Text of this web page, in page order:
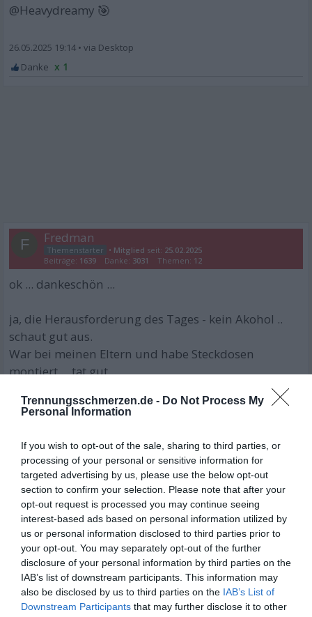
Trennungsschmerzen.de - Do Not Process My
Personal Information
If you wish to opt-out of the sale, sharing to third parties, or
processing of your personal or sensitive information for
targeted advertising by us, please use the below opt-out
section to confirm your selection. Please note that after your
opt-out request is processed you may continue seeing
interest-based ads based on personal information utilized by
us or personal information disclosed to third parties prior to
your opt-out. You may separately opt-out of the further
disclosure of your personal information by third parties on the
IAB’s list of downstream participants. This information may
also be disclosed by us to third parties on the IAB’s List of
Downstream Participants that may further disclose it to other
@Heavydreamy 🎯
26.05.2025 19:14 •
x 1
F Fredman
• Mitglied seit: 25.02.2025
Beiträge: 1639 Danke: 3031 Themen: 12
ok ... dankeschön ...
ja, die Herausforderung des Tages - kein Akohol ..
schaut gut aus.
War bei meinen Eltern und habe Steckdosen
montiert ... tat gut ..
und ja, die Scheidung erstmal sauber regeln ... aber
habe mich fast mit meiner Noch Frau geeinigt ... tat
irgendwie gut .. das wir es schaffen können, ohne
Gerichte (und viele Geldvernichtung) uns zu einigen
26.05.2025 21:19 •
x 6